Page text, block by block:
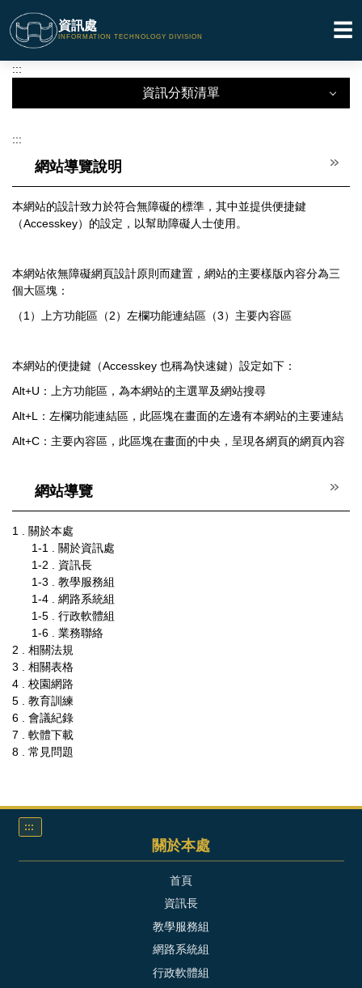
到
主
要
內
資訊處
INFORMATION TECHNOLOGY DIVISION ☰
:::
資訊分類清單
關於本處
相關法規
相關表格
教育訓練
會議紀錄
:::
網站導覽說明
本網站的設計致力於符合無障礙的標準，其中並提供便捷鍵
（Accesskey）的設定，以幫助障礙人士使用。
本網站依無障礙網頁設計原則而建置，網站的主要樣版內容分為三
個大區塊：
（1）上方功能區（2）左欄功能連結區（3）主要內容區
本網站的便捷鍵（Accesskey 也稱為快速鍵）設定如下：
Alt+U：上方功能區，為本網站的主選單及網站搜尋
Alt+L：左欄功能連結區，此區塊在畫面的左邊有本網站的主要連結
Alt+C：主要內容區，此區塊在畫面的中央，呈現各網頁的網頁內容
網站導覽
1 . 關於本處
1-1 . 關於資訊處
1-2 . 資訊長
1-3 . 教學服務組
1-4 . 網路系統組
1-5 . 行政軟體組
1-6 . 業務聯絡
2 . 相關法規
3 . 相關表格
4 . 校園網路
5 . 教育訓練
6 . 會議紀錄
7 . 軟體下載
8 . 常見問題
:::
關於本處
首頁
資訊長
教學服務組
網路系統組
行政軟體組